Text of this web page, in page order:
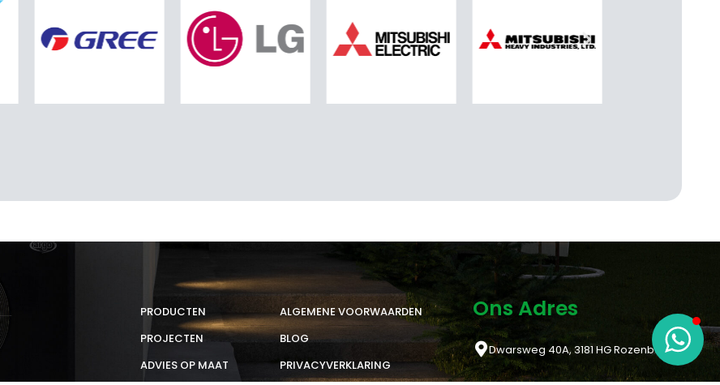
PRODUCTEN
PROJECTEN
ADVIES OP MAAT
ALGEMENE VOORWAARDEN
BLOG
PRIVACYVERKLARING
Ons Adres
Dwarsweg 40A, 3181 HG Rozenburg